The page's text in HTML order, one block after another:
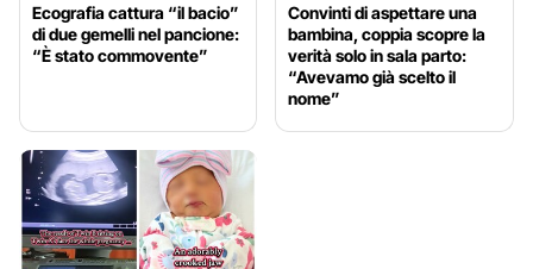
Ecografia cattura “il bacio”
di due gemelli nel pancione:
“È stato commovente”
Convinti di aspettare una
bambina, coppia scopre la
verità solo in sala parto:
“Avevamo già scelto il
nome”